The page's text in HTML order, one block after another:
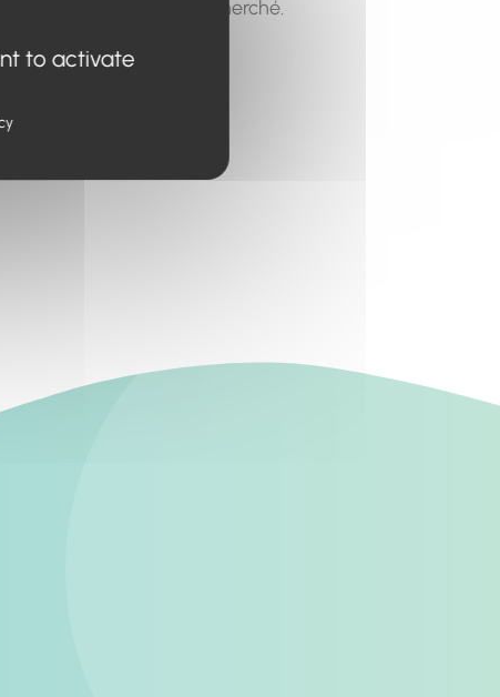
trouver le contenu recherché.
to activate